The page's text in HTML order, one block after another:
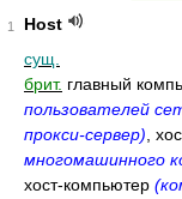
1
Host
сущ.
брит. главный
пользователей
прокси-сервер) ,
многомашинного
хост-компьютер